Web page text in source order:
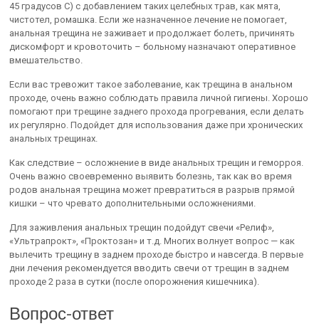
45 градусов С) с добавлением таких целебных трав, как мята,
чистотел, ромашка. Если же назначенное лечение не помогает,
анальная трещина не заживает и продолжает болеть, причинять
дискомфорт и кровоточить – больному назначают оперативное
вмешательство.
Если вас тревожит такое заболевание, как трещина в анальном
проходе, очень важно соблюдать правила личной гигиены. Хорошо
помогают при трещине заднего прохода прогревания, если делать
их регулярно. Подойдет для использования даже при хронических
анальных трещинах.
Как следствие – осложнение в виде анальных трещин и геморроя.
Очень важно своевременно выявить болезнь, так как во время
родов анальная трещина может превратиться в разрыв прямой
кишки – что чревато дополнительными осложнениями.
Для заживления анальных трещин подойдут свечи «Релиф»,
«Ультрапрокт», «Проктозан» и т.д. Многих волнует вопрос — как
вылечить трещину в заднем проходе быстро и навсегда. В первые
дни лечения рекомендуется вводить свечи от трещин в заднем
проходе 2 раза в сутки (после опорожнения кишечника).
Вопрос-ответ